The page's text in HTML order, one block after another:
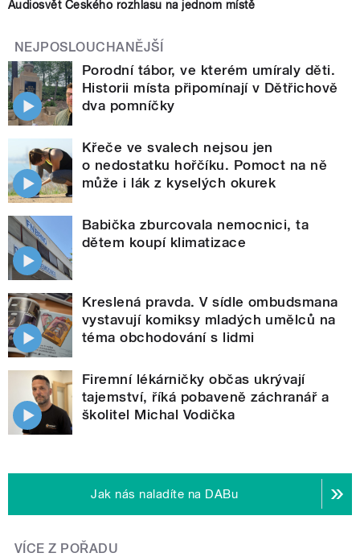
Audiosvět Českého rozhlasu na jednom místě
NEJPOSLOUCHANĚJŠÍ
Porodní tábor, ve kterém umíraly děti.
Historii místa připomínají v Dětřichově
dva pomníčky
Křeče ve svalech nejsou jen
o nedostatku hořčíku. Pomoct na ně
může i lák z kyselých okurek
Babička zburcovala nemocnici, ta
dětem koupí klimatizace
Kreslená pravda. V sídle ombudsmana
vystavují komiksy mladých umělců na
téma obchodování s lidmi
Firemní lékárničky občas ukrývají
tajemství, říká pobaveně záchranář a
školitel Michal Vodička
Jak nás naladíte na DABu
VÍCE Z POŘADU